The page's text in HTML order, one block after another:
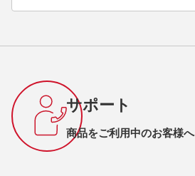
サポート
商品をご利用中のお客様へ